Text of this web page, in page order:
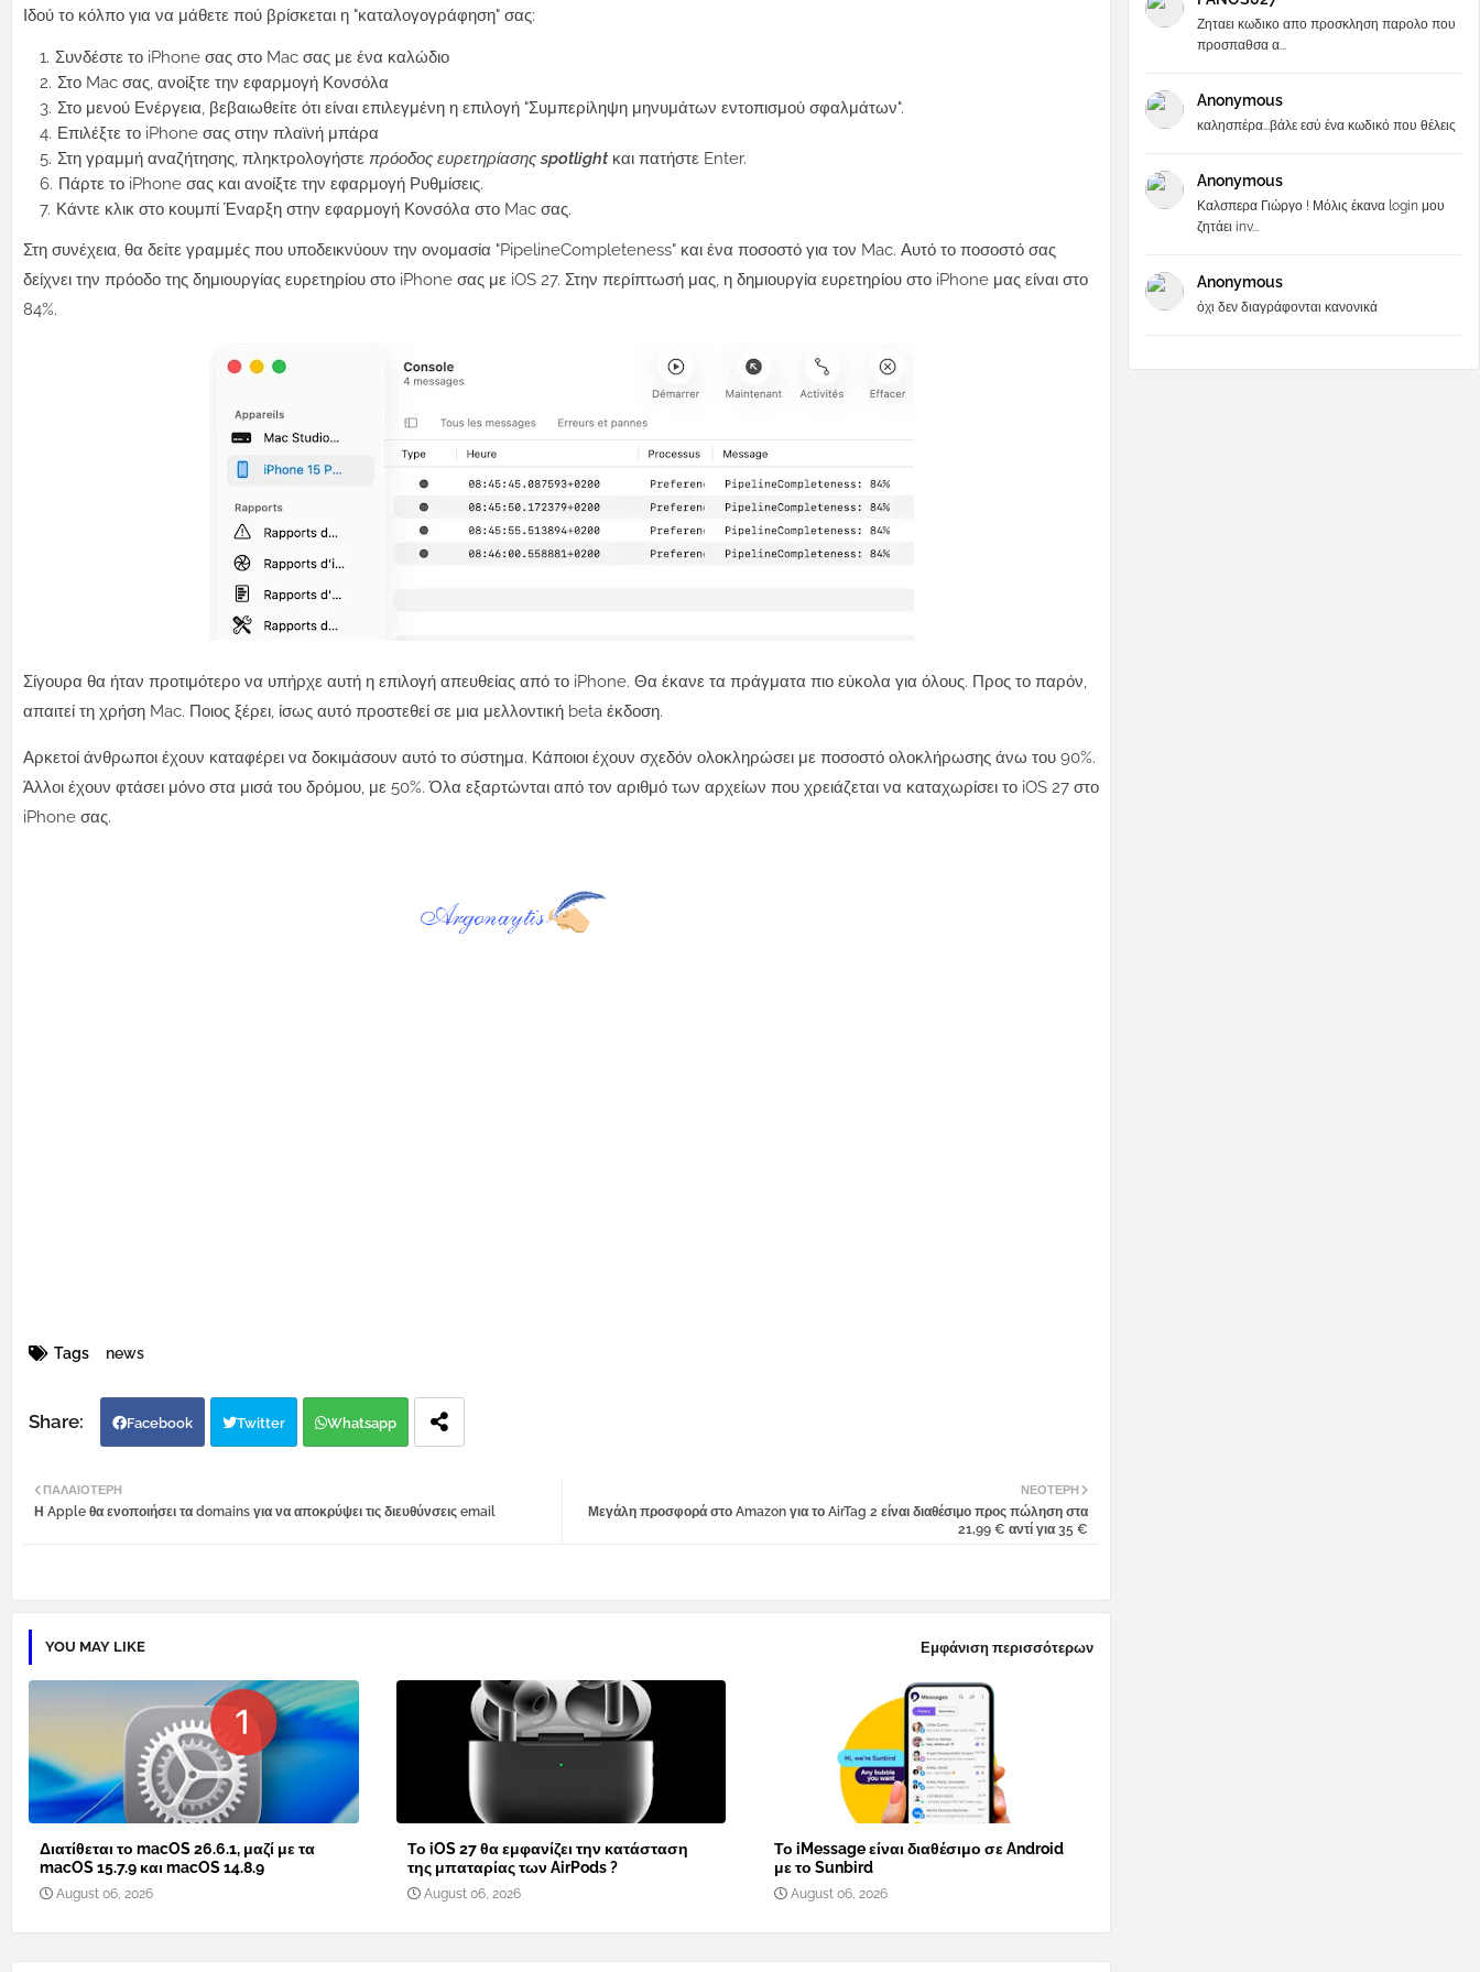
Ιδού το κόλπο για να μάθετε πού βρίσκεται η "καταλογογράφηση" σας:
Συνδέστε το iPhone σας στο Mac σας με ένα καλώδιο
Στο Mac σας, ανοίξτε την εφαρμογή Κονσόλα
Στο μενού Ενέργεια, βεβαιωθείτε ότι είναι επιλεγμένη η επιλογή "Συμπερίληψη μηνυμάτων εντοπισμού σφαλμάτων".
Επιλέξτε το iPhone σας στην πλαϊνή μπάρα
Στη γραμμή αναζήτησης, πληκτρολογήστε πρόοδος ευρετηρίασης spotlight και πατήστε Enter.
Πάρτε το iPhone σας και ανοίξτε την εφαρμογή Ρυθμίσεις.
Κάντε κλικ στο κουμπί Έναρξη στην εφαρμογή Κονσόλα στο Mac σας.
Στη συνέχεια, θα δείτε γραμμές που υποδεικνύουν την ονομασία "PipelineCompleteness" και ένα ποσοστό για τον Mac. Αυτό το ποσοστό σας
δείχνει την πρόοδο της δημιουργίας ευρετηρίου στο iPhone σας με iOS 27. Στην περίπτωσή μας, η δημιουργία ευρετηρίου στο iPhone μας είναι στο
84%.
Σίγουρα θα ήταν προτιμότερο να υπήρχε αυτή η επιλογή απευθείας από το iPhone. Θα έκανε τα πράγματα πιο εύκολα για όλους. Προς το παρόν,
απαιτεί τη χρήση Mac. Ποιος ξέρει, ίσως αυτό προστεθεί σε μια μελλοντική beta έκδοση.
Αρκετοί άνθρωποι έχουν καταφέρει να δοκιμάσουν αυτό το σύστημα. Κάποιοι έχουν σχεδόν ολοκληρώσει με ποσοστό ολοκλήρωσης άνω του 90%.
Άλλοι έχουν φτάσει μόνο στα μισά του δρόμου, με 50%. Όλα εξαρτώνται από τον αριθμό των αρχείων που χρειάζεται να καταχωρίσει το iOS 27 στο
iPhone σας.
Tags news
Facebook Twitter Whatsapp
ΝΕΌΤΕΡΗ
Μεγάλη προσφορά στο Amazon για το AirTag 2 είναι διαθέσιμο προς πώληση στα
21,99 € αντί για 35 €
ΠΑΛΑΙΌΤΕΡΗ
Η Apple θα ενοποιήσει τα domains για να αποκρύψει τις διευθύνσεις email
YOU MAY LIKE Εμφάνιση περισσότερων
Διατίθεται το macOS 26.6.1, μαζί με τα
macOS 15.7.9 και macOS 14.8.9
August 06, 2026
Το iOS 27 θα εμφανίζει την κατάσταση
της μπαταρίας των AirPods ?
August 06, 2026
Το iMessage είναι διαθέσιμο σε Android
με το Sunbird
August 06, 2026
Ζηταει κωδικο απο προσκληση παρολο που
προσπαθσα α...
Anonymous
καλησπέρα...βάλε εσύ ένα κωδικό που θέλεις
Anonymous
Καλσπερα Γιώργο ! Μόλις έκανα login μου
ζητάει inv...
Anonymous
όχι δεν διαγράφονται κανονικά